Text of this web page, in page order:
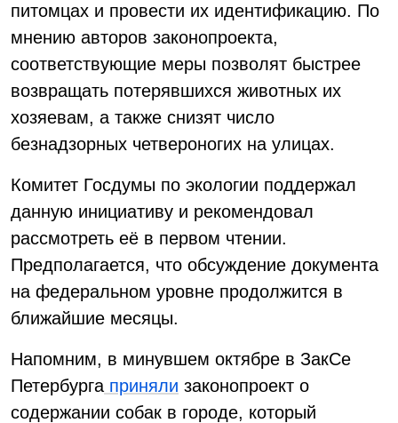
питомцах и провести их идентификацию. По
мнению авторов законопроекта,
соответствующие меры позволят быстрее
возвращать потерявшихся животных их
хозяевам, а также снизят число
безнадзорных четвероногих на улицах.
Комитет Госдумы по экологии поддержал
данную инициативу и рекомендовал
рассмотреть её в первом чтении.
Предполагается, что обсуждение документа
на федеральном уровне продолжится в
ближайшие месяцы.
Напомним, в минувшем октябре в ЗакСе
Петербурга приняли законопроект о
содержании собак в городе, который